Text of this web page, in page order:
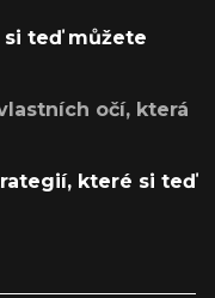
teď můžete
očí, která
které si teď